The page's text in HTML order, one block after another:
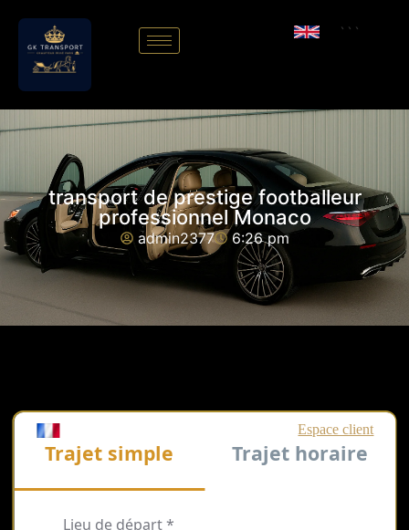
```
transport de prestige footballeur
professionnel Monaco
admin2377 6:26 pm